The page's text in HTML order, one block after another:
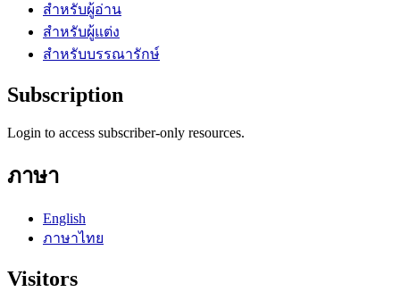
สำหรับผู้อ่าน
สำหรับผู้แต่ง
สำหรับบรรณารักษ์
Subscription
Login to access subscriber-only resources.
ภาษา
English
ภาษาไทย
Visitors